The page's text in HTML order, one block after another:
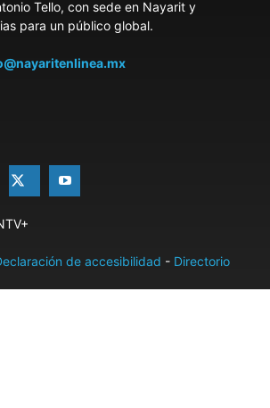
Tello, con sede en Nayarit y
para un público global.
de accesibilidad - Directorio